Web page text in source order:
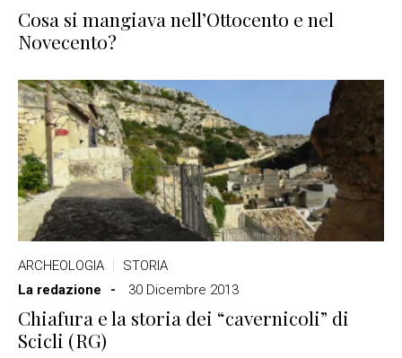
Cosa si mangiava nell’Ottocento e nel
Novecento?
ARCHEOLOGIA
STORIA
La redazione
30 Dicembre 2013
Chiafura e la storia dei “cavernicoli” di
Scicli (RG)